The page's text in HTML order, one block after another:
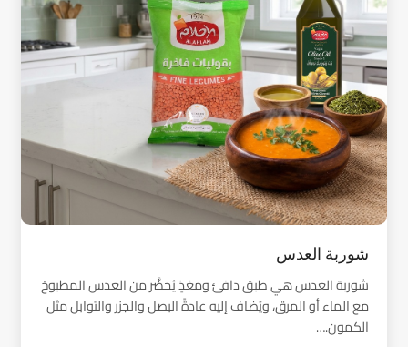
شوربة العدس
شوربة العدس هي طبق دافئ ومغذٍ يُحضَّر من العدس المطبوخ
مع الماء أو المرق، ويُضاف إليه عادةً البصل والجزر والتوابل مثل
الكمون.…